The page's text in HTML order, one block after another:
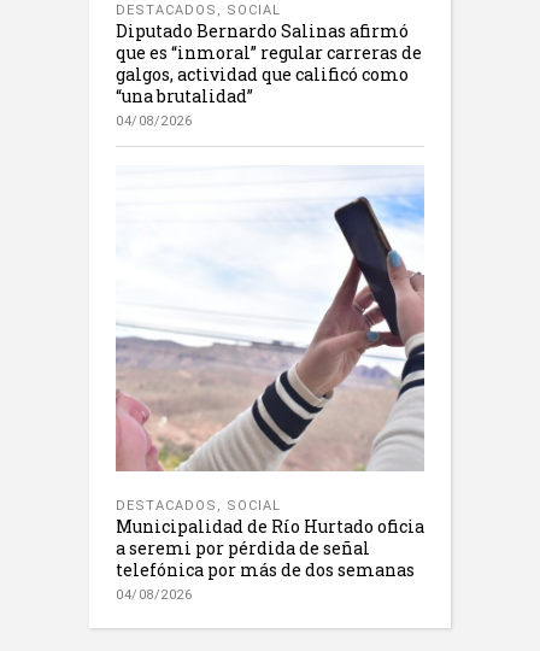
DESTACADOS SOCIAL
Diputado Bernardo Salinas afirmó
que es “inmoral” regular carreras de
galgos, actividad que calificó como
“una brutalidad”
04/08/2026
DESTACADOS , SOCIAL
Municipalidad de Río Hurtado oficia
a seremi por pérdida de señal
telefónica por más de dos semanas
04/08/2026